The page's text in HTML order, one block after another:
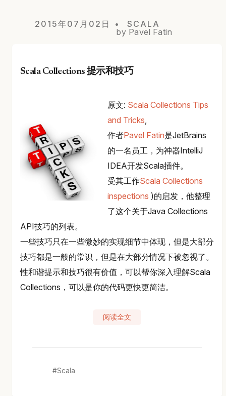
2015年07月02日
SCALA
by Pavel Fatin
Scala Collections 提示和技巧
原文: Scala Collections Tips
and Tricks
作者Pavel Fatin是JetBrains
的一名员工，为神器IntelliJ
IDEA开发Scala插件。
受其工作Scala Collections
inspections )的启发，他整理
了这个关于Java Collections
API技巧的列表。
一些技巧只在一些微妙的实现细节中体现，但是大部分
技巧都是一般的常识，但是在大部分情况下被忽视了。
性和谐提示和技巧很有价值，可以帮你深入理解Scala
Collections，可以是你的代码更快更简洁。
阅读全文
Scala